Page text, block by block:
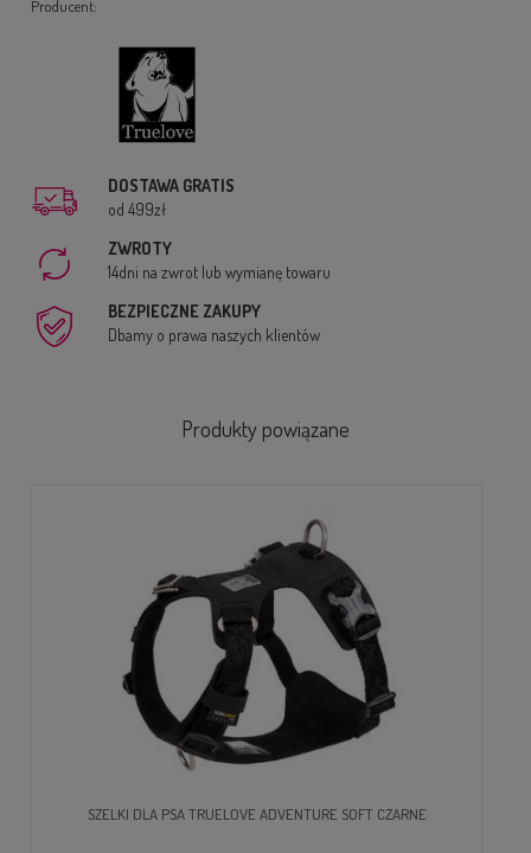
Producent:
DOSTAWA GRATIS
od 499zł
ZWROTY
14dni na zwrot lub wymianę towaru
BEZPIECZNE ZAKUPY
Dbamy o prawa naszych klientów
Produkty powiązane
SZELKI DLA PSA TRUELOVE ADVENTURE SOFT CZARNE